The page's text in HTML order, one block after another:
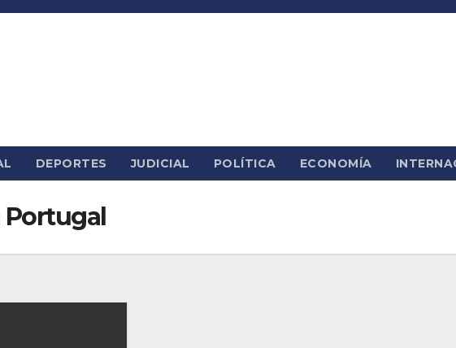
DEPORTES JUDICIAL POLÍTICA ECONOMÍA